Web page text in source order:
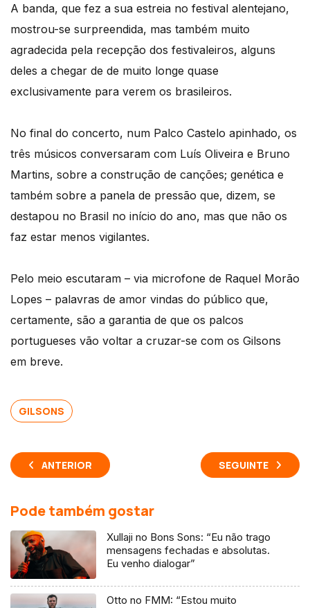
A banda, que fez a sua estreia no festival alentejano,
mostrou-se surpreendida, mas também muito
agradecida pela recepção dos festivaleiros, alguns
deles a chegar de de muito longe quase
exclusivamente para verem os brasileiros.
No final do concerto, num Palco Castelo apinhado, os
três músicos conversaram com Luís Oliveira e Bruno
Martins, sobre a construção de canções; genética e
também sobre a panela de pressão que, dizem, se
destapou no Brasil no início do ano, mas que não os
faz estar menos vigilantes.
Pelo meio escutaram – via microfone de Raquel Morão
Lopes – palavras de amor vindas do público que,
certamente, são a garantia de que os palcos
portugueses vão voltar a cruzar-se com os Gilsons
em breve.
GILSONS
ANTERIOR SEGUINTE
Pode também gostar
Xullaji no Bons Sons: “Eu não trago
mensagens fechadas e absolutas.
Eu venho dialogar”
Otto no FMM: “Estou muito